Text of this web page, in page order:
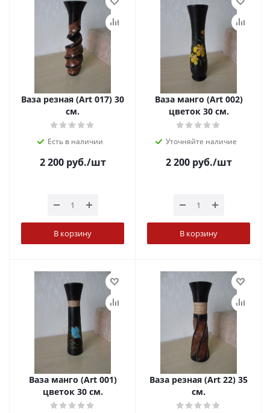
Ваза резная (Art 017) 30
см.
Есть в наличии
2 200руб./шт
В корзину
Ваза манго (Art 002)
цветок 30 см.
Уточняйте наличие
2 200руб./шт
В корзину
Ваза манго (Art 001)
цветок 30 см.
Ваза резная (Art 22) 35
см.